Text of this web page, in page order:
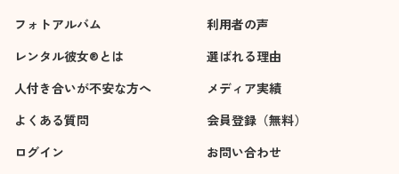
フォトアルバム
利用者の声
レンタル彼女®とは
選ばれる理由
人付き合いが不安な方へ
メディア実績
よくある質問
会員登録（無料）
ログイン
お問い合わせ